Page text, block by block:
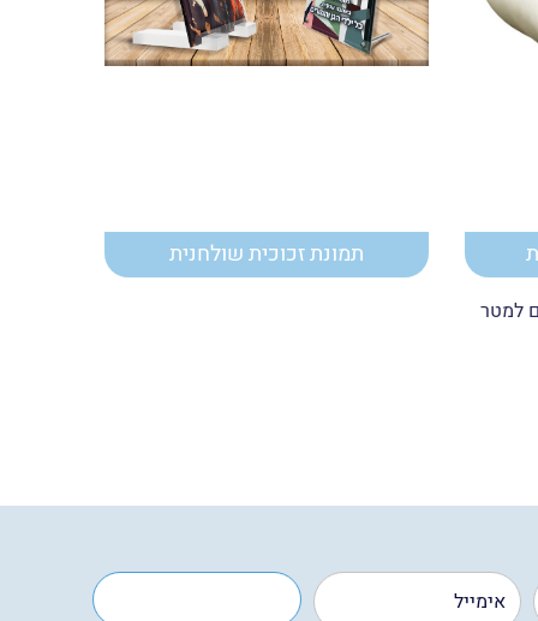
פליז 220 גרם למטר
תמונת זכוכית שולחנית